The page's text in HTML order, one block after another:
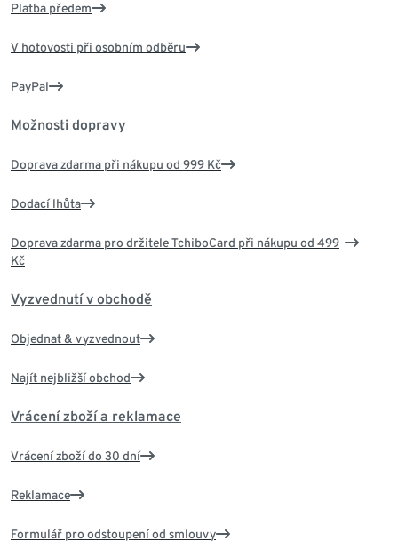
Platba předem
V hotovosti při osobním odběru
PayPal
Možnosti dopravy
Doprava zdarma při nákupu od 999 Kč
Dodací lhůta
Doprava zdarma pro držitele TchiboCard při nákupu od 499
Kč
Vyzvednutí v obchodě
Objednat & vyzvednout
Najít nejbližší obchod
Vrácení zboží a reklamace
Vrácení zboží do 30 dní
Reklamace
Formulář pro odstoupení od smlouvy